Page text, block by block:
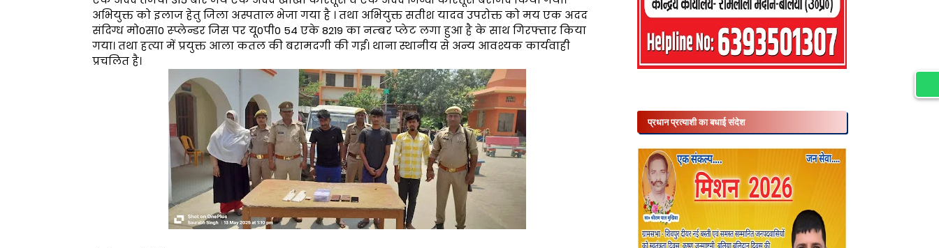
अभियुक्त को इलाज हेतु जिला अस्पताल भेजा गया है । तथा अभियुक्त सतीश यादव उपरोक्त को मय एक अदद
संदिग्ध मो0सा0 स्प्लेन्डर जिस पर यू0पी0 54 एके 8219 का नम्बर प्लेट लगा हुआ है के साथ गिरफ्तार किया
गया। तथा हत्या में प्रयुक्त आला कतल की बरामदगी की गई। थाना स्थानीय से अन्य आवश्यक कार्यवाही
प्रचलित है।
प्रधान प्रत्याशी का बधाई संदेश